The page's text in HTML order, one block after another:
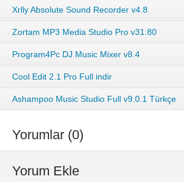
Xrlly Absolute Sound Recorder v4.8
Zortam MP3 Media Studio Pro v31.80
Program4Pc DJ Music Mixer v8.4
Cool Edit 2.1 Pro Full indir
Ashampoo Music Studio Full v9.0.1 Türkçe
Yorumlar (0)
Yorum Ekle